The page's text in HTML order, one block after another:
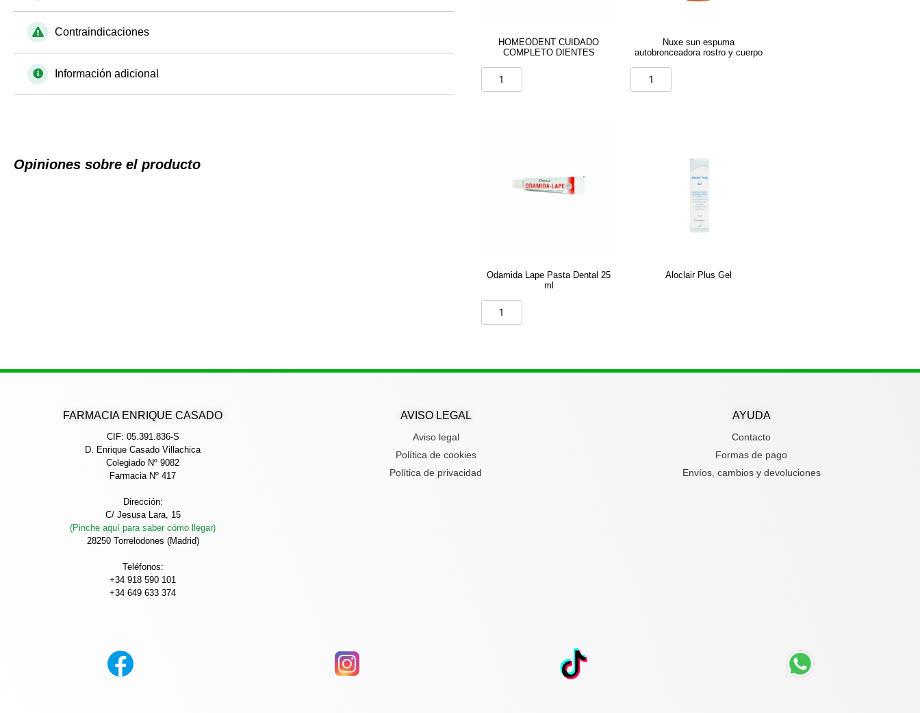
Contraindicaciones
Información adicional
Opiniones sobre el producto
HOMEODENT CUIDADO
COMPLETO DIENTES
Nuxe sun espuma
autobronceadora rostro y cuerpo
Odamida Lape Pasta Dental 25
ml
Aloclair Plus Gel
FARMACIA ENRIQUE CASADO
CIF: 05.391.836-S
D. Enrique Casado Villachica
Colegiado Nº 9082
Farmacia Nº 417
Dirección:
C/ Jesusa Lara, 15
(Pinche aquí para saber cómo llegar)
28250 Torrelodones (Madrid)
Teléfonos:
+34 918 590 101
+34 649 633 374
AVISO LEGAL
Aviso legal
Política de cookies
Política de privacidad
AYUDA
Contacto
Formas de pago
Envíos, cambios y devoluciones